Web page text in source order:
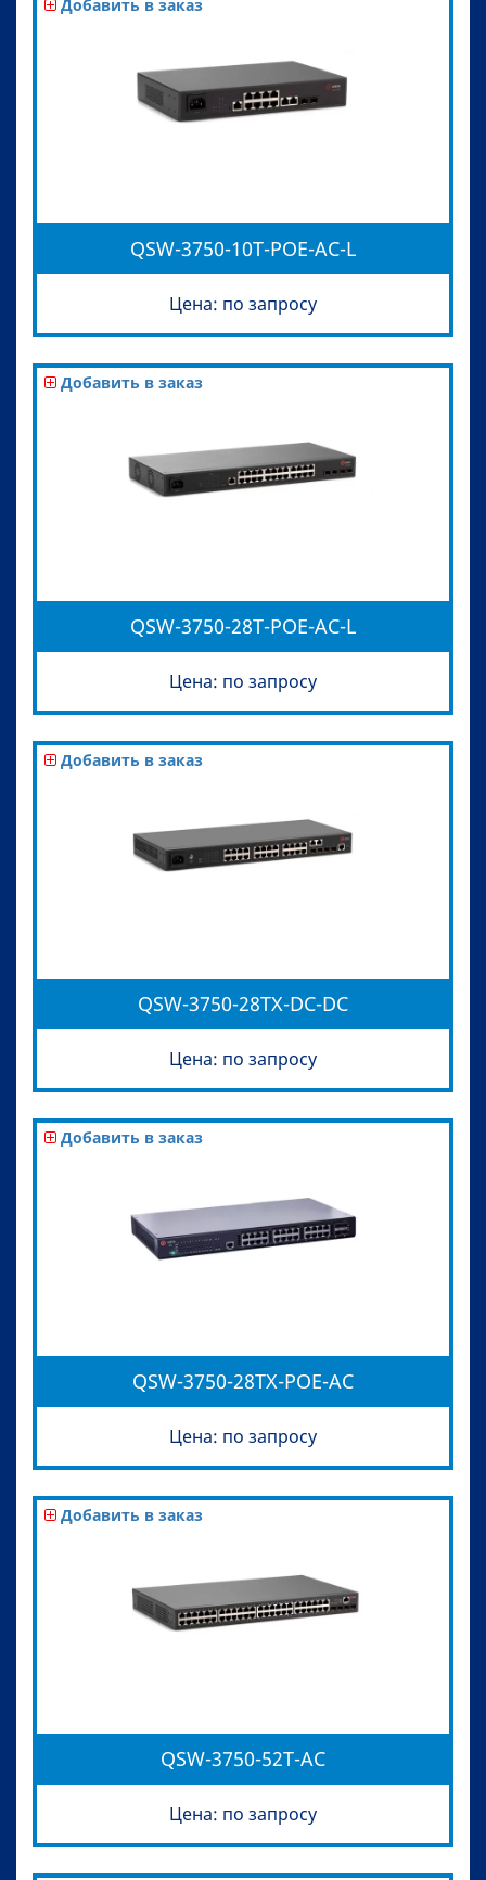
Добавить в заказ
QSW-3750-10T-POE-AC-L
Цена: по запросу
Добавить в заказ
QSW-3750-28T-POE-AC-L
Цена: по запросу
Добавить в заказ
QSW-3750-28TX-DC-DC
Цена: по запросу
Добавить в заказ
QSW-3750-28TX-POE-AC
Цена: по запросу
Добавить в заказ
QSW-3750-52T-AC
Цена: по запросу